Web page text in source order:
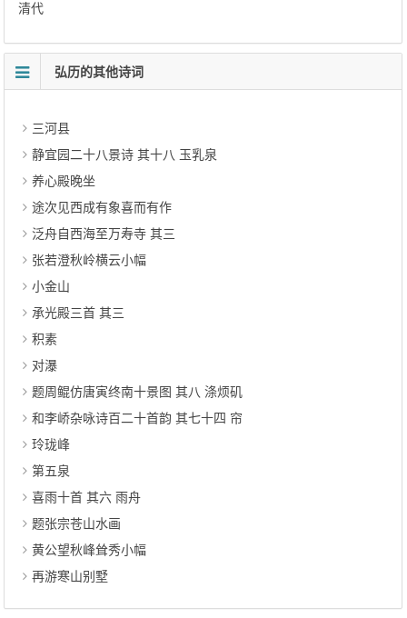
清代
弘历的其他诗词
三河县
静宜园二十八景诗 其十八 玉乳泉
养心殿晚坐
途次见西成有象喜而有作
泛舟自西海至万寿寺 其三
张若澄秋岭横云小幅
小金山
承光殿三首 其三
积素
对瀑
题周鲲仿唐寅终南十景图 其八 涤烦矶
和李峤杂咏诗百二十首韵 其七十四 帘
玲珑峰
第五泉
喜雨十首 其六 雨舟
题张宗苍山水画
黄公望秋峰耸秀小幅
再游寒山别墅